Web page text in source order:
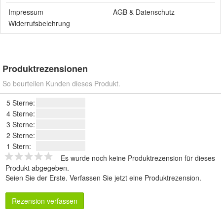
Impressum
AGB & Datenschutz
Widerrufsbelehrung
Produktrezensionen
So beurteilen Kunden dieses Produkt.
5 Sterne:
4 Sterne:
3 Sterne:
2 Sterne:
1 Stern:
Es wurde noch keine Produktrezension für dieses
Produkt abgegeben.
Seien Sie der Erste. Verfassen Sie jetzt eine Produktrezension.
Rezension verfassen